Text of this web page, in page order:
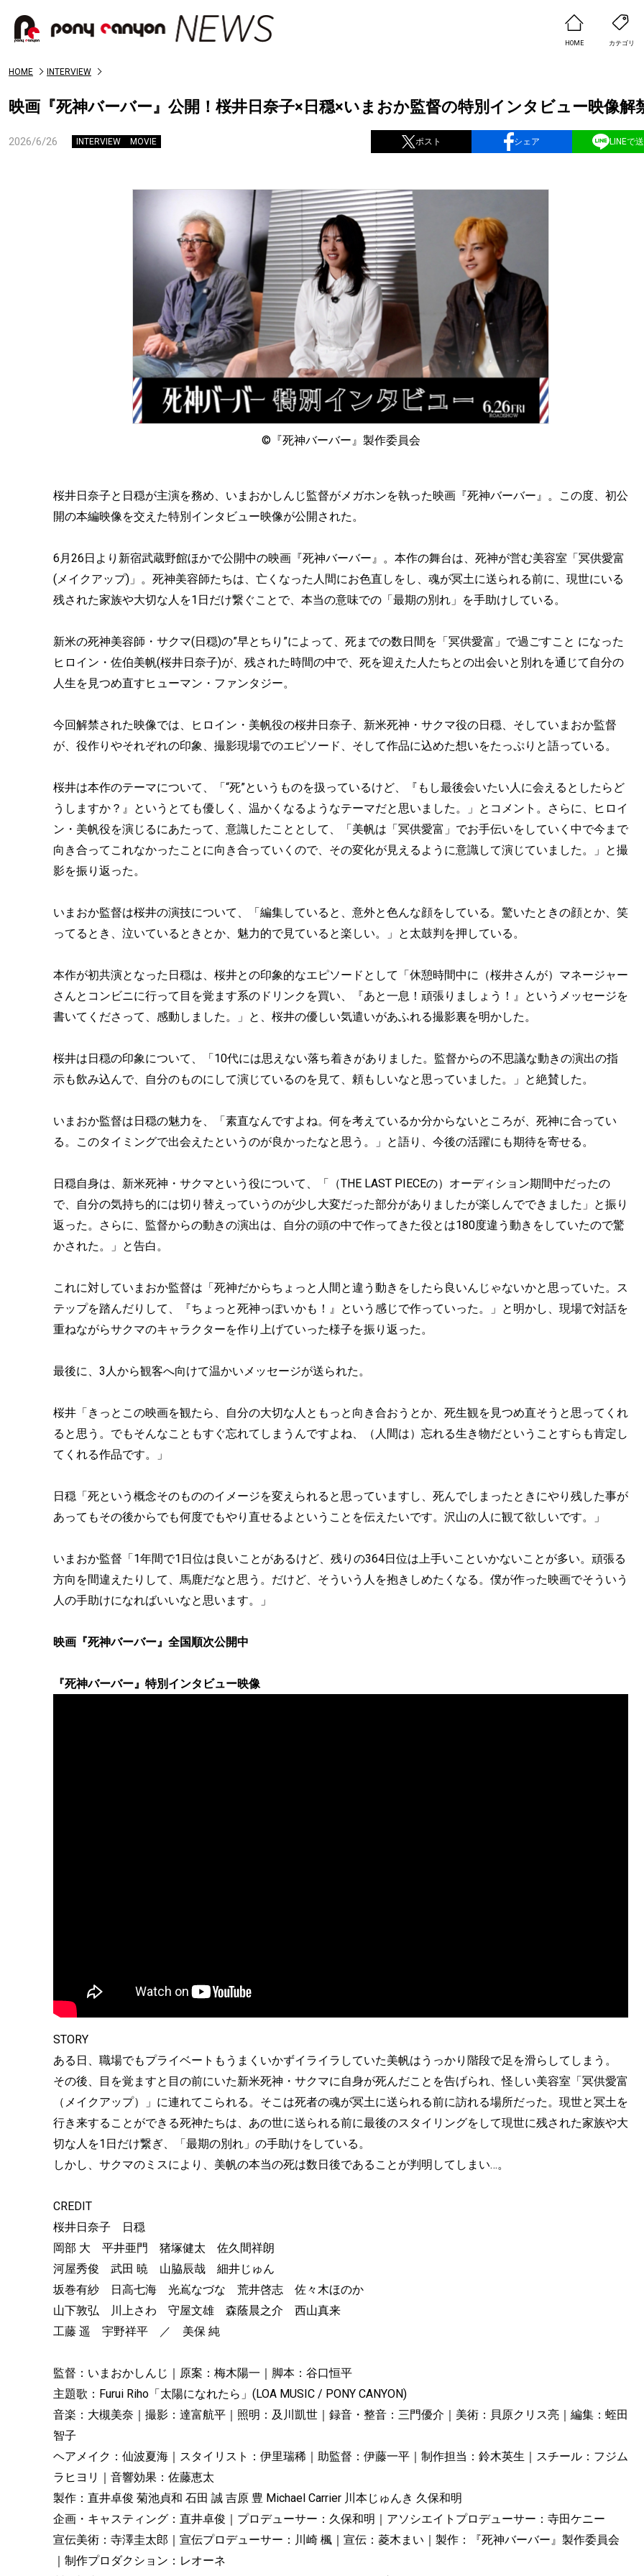
HOME カテゴリ
HOME INTERVIEW
映画『死神バーバー』公開！桜井日奈子×日穏×いまおか監督の特別インタビュー映像解
2026/6/26 INTERVIEW MOVIE ポスト シェア LINEで
©︎『死神バーバー』製作委員会
桜井日奈子と日穏が主演を務め、いまおかしんじ監督がメガホンを執った映画『死神バーバー』。この度、初公
開の本編映像を交えた特別インタビュー映像が公開された。
6月26日より新宿武蔵野館ほかで公開中の映画『死神バーバー』。本作の舞台は、死神が営む美容室「冥供愛富
(メイクアップ)」。死神美容師たちは、亡くなった人間にお色直しをし、魂が冥土に送られる前に、現世にいる
残された家族や大切な人を1日だけ繋ぐことで、本当の意味での「最期の別れ」を手助けしている。
新米の死神美容師・サクマ(日穏)の”早とちり”によって、死までの数日間を「冥供愛富」で過ごすこと になった
ヒロイン・佐伯美帆(桜井日奈子)が、残された時間の中で、死を迎えた人たちとの出会いと別れを通じて自分の
人生を見つめ直すヒューマン・ファンタジー。
今回解禁された映像では、ヒロイン・美帆役の桜井日奈子、新米死神・サクマ役の日穏、そしていまおか監督
が、役作りやそれぞれの印象、撮影現場でのエピソード、そして作品に込めた想いをたっぷりと語っている。
桜井は本作のテーマについて、「“死”というものを扱っているけど、『もし最後会いたい人に会えるとしたらど
うしますか？』というとても優しく、温かくなるようなテーマだと思いました。」とコメント。さらに、ヒロイ
ン・美帆役を演じるにあたって、意識したこととして、「美帆は「冥供愛富」でお手伝いをしていく中で今まで
向き合ってこれなかったことに向き合っていくので、その変化が見えるように意識して演じていました。」と撮
影を振り返った。
いまおか監督は桜井の演技について、「編集していると、意外と色んな顔をしている。驚いたときの顔とか、笑
ってるとき、泣いているときとか、魅力的で見ていると楽しい。」と太鼓判を押している。
本作が初共演となった日穏は、桜井との印象的なエピソードとして「休憩時間中に（桜井さんが）マネージャー
さんとコンビニに行って目を覚ます系のドリンクを買い、『あと一息！頑張りましょう！』というメッセージを
書いてくださって、感動しました。」と、桜井の優しい気遣いがあふれる撮影裏を明かした。
桜井は日穏の印象について、「10代には思えない落ち着きがありました。監督からの不思議な動きの演出の指
示も飲み込んで、自分のものにして演じているのを見て、頼もしいなと思っていました。」と絶賛した。
いまおか監督は日穏の魅力を、「素直なんですよね。何を考えているか分からないところが、死神に合ってい
る。このタイミングで出会えたというのが良かったなと思う。」と語り、今後の活躍にも期待を寄せる。
日穏自身は、新米死神・サクマという役について、「（THE LAST PIECEの）オーディション期間中だったの
で、自分の気持ち的には切り替えっていうのが少し大変だった部分がありましたが楽しんでできました」と振り
返った。さらに、監督からの動きの演出は、自分の頭の中で作ってきた役とは180度違う動きをしていたので驚
かされた。」と告白。
これに対していまおか監督は「死神だからちょっと人間と違う動きをしたら良いんじゃないかと思っていた。ス
テップを踏んだりして、『ちょっと死神っぽいかも！』という感じで作っていった。」と明かし、現場で対話を
重ねながらサクマのキャラクターを作り上げていった様子を振り返った。
最後に、3人から観客へ向けて温かいメッセージが送られた。
桜井「きっとこの映画を観たら、自分の大切な人ともっと向き合おうとか、死生観を見つめ直そうと思ってくれ
ると思う。でもそんなこともすぐ忘れてしまうんですよね、（人間は）忘れる生き物だということすらも肯定し
てくれる作品です。」
日穏「死という概念そのもののイメージを変えられると思っていますし、死んでしまったときにやり残した事が
あってもその後からでも何度でもやり直せるよということを伝えたいです。沢山の人に観て欲しいです。」
いまおか監督「1年間で1日位は良いことがあるけど、残りの364日位は上手いこといかないことが多い。頑張る
方向を間違えたりして、馬鹿だなと思う。だけど、そういう人を抱きしめたくなる。僕が作った映画でそういう
人の手助けになればいいなと思います。」
映画『死神バーバー』全国順次公開中
『死神バーバー』特別インタビュー映像
STORY
ある日、職場でもプライベートもうまくいかずイライラしていた美帆はうっかり階段で足を滑らしてしまう。
その後、目を覚ますと目の前にいた新米死神・サクマに自身が死んだことを告げられ、怪しい美容室「冥供愛富
（メイクアップ）」に連れてこられる。そこは死者の魂が冥土に送られる前に訪れる場所だった。現世と冥土を
行き来することができる死神たちは、あの世に送られる前に最後のスタイリングをして現世に残された家族や大
切な人を1日だけ繋ぎ、「最期の別れ」の手助けをしている。
しかし、サクマのミスにより、美帆の本当の死は数日後であることが判明してしまい…。
CREDIT
桜井日奈子 日穏
岡部 大 平井亜門 猪塚健太 佐久間祥朗
河屋秀俊 武田 暁 山脇辰哉 細井じゅん
坂巻有紗 日高七海 光嶌なづな 荒井啓志 佐々木ほのか
山下敦弘 川上さわ 守屋文雄 森蔭晨之介 西山真来
工藤 遥 宇野祥平 ／ 美保 純
監督：いまおかしんじ｜原案：梅木陽一｜脚本：谷口恒平
主題歌：Furui Riho「太陽になれたら」(LOA MUSIC / PONY CANYON)
音楽：大槻美奈｜撮影：達富航平｜照明：及川凱世｜録音・整音：三門優介｜美術：貝原クリス亮｜編集：蛭田
智子
ヘアメイク：仙波夏海｜スタイリスト：伊里瑞稀｜助監督：伊藤一平｜制作担当：鈴木英生｜スチール：フジム
ラヒヨリ｜音響効果：佐藤恵太
製作：直井卓俊 菊池貞和 石田 誠 吉原 豊 Michael Carrier 川本じゅんき 久保和明
企画・キャスティング：直井卓俊｜プロデューサー：久保和明｜アソシエイトプロデューサー：寺田ケニー
宣伝美術：寺澤圭太郎｜宣伝プロデューサー：川崎 楓｜宣伝：菱木まい｜製作：『死神バーバー』製作委員会
｜制作プロダクション：レオーネ